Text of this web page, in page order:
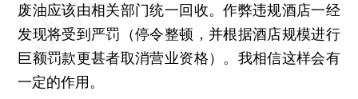
废油应该由相关部门统一回收。作弊违规酒店一经
发现将受到严罚（停令整顿，并根据酒店规模进行
巨额罚款更甚者取消营业资格）。我相信这样会有
一定的作用。